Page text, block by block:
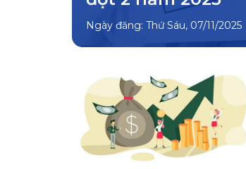
Ngày đăng: Thứ Sáu, 07/11/2025